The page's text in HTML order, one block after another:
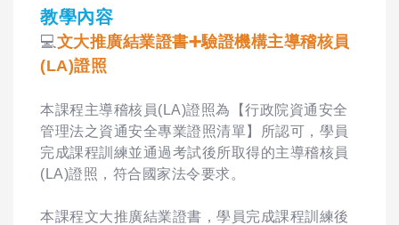
教學內容
💻 文大推廣結業證書➕驗證機構主導稽核員
(LA)證照
本課程主導稽核員(LA)證照為【行政院資通安全
管理法之資通安全專業證照清單】所認可，學員
完成課程訓練並通過考試後所取得的主導稽核員
(LA)證照，符合國家法令要求。
本課程文大推廣結業證書，學員完成課程訓練後